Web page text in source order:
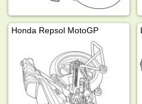
Honda Repsol MotoGP